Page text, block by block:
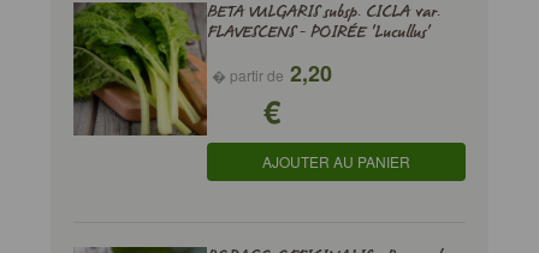
BETA VULGARIS subsp. CICLA var.
FLAVESCENS - POIRÉE 'Lucullus'
� partir de 2,20
€
AJOUTER AU PANIER